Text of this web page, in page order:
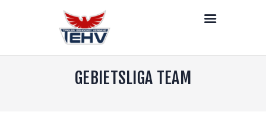
GEBIETSLIGA TEAM
LIVE
NEWS
DEIN TEHV
SENIOREN